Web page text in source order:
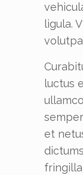
ligula.
luctus
et